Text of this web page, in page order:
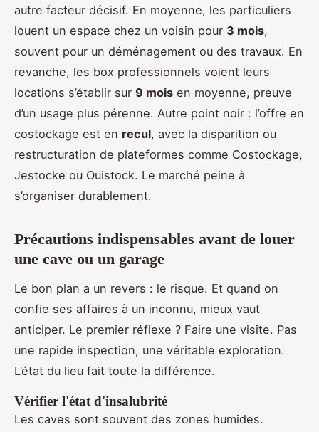
autre facteur décisif. En moyenne, les particuliers
louent un espace chez un voisin pour 3 mois,
souvent pour un déménagement ou des travaux. En
revanche, les box professionnels voient leurs
locations s’établir sur 9 mois en moyenne, preuve
d’un usage plus pérenne. Autre point noir : l’offre en
costockage est en recul, avec la disparition ou
restructuration de plateformes comme Costockage,
Jestocke ou Ouistock. Le marché peine à
s’organiser durablement.
Précautions indispensables avant de louer
une cave ou un garage
Le bon plan a un revers : le risque. Et quand on
confie ses affaires à un inconnu, mieux vaut
anticiper. Le premier réflexe ? Faire une visite. Pas
une rapide inspection, une véritable exploration.
L’état du lieu fait toute la différence.
Vérifier l'état d'insalubrité
Les caves sont souvent des zones humides.